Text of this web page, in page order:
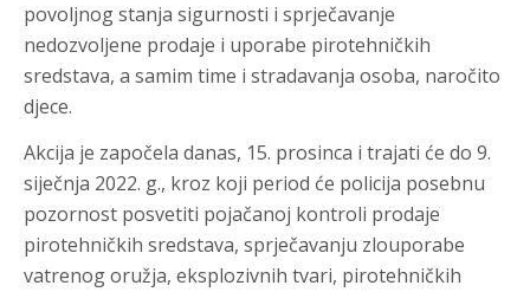
povoljnog stanja sigurnosti i sprječavanje
nedozvoljene prodaje i uporabe pirotehničkih
sredstava, a samim time i stradavanja osoba, naročito
djece.
Akcija je započela danas, 15. prosinca i trajati će do 9.
siječnja 2022. g., kroz koji period će policija posebnu
pozornost posvetiti pojačanoj kontroli prodaje
pirotehničkih sredstava, sprječavanju zlouporabe
vatrenog oružja, eksplozivnih tvari, pirotehničkih